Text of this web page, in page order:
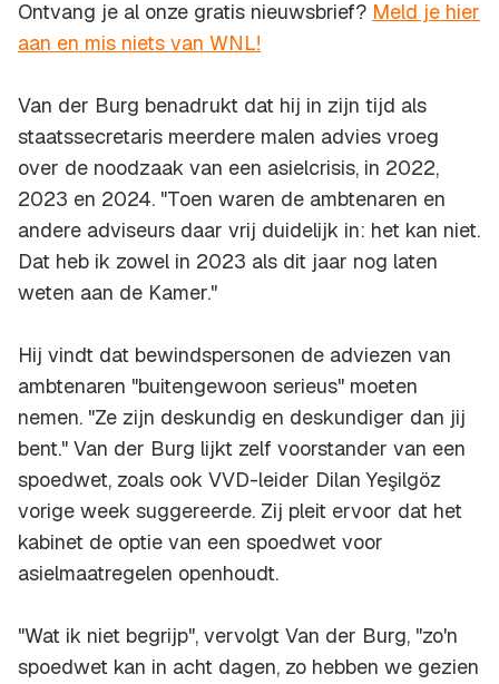
Ontvang je al onze gratis nieuwsbrief? Meld je hier
aan en mis niets van WNL!
Van der Burg benadrukt dat hij in zijn tijd als
staatssecretaris meerdere malen advies vroeg
over de noodzaak van een asielcrisis, in 2022,
2023 en 2024. "Toen waren de ambtenaren en
andere adviseurs daar vrij duidelijk in: het kan niet.
Dat heb ik zowel in 2023 als dit jaar nog laten
weten aan de Kamer."
Hij vindt dat bewindspersonen de adviezen van
ambtenaren "buitengewoon serieus" moeten
nemen. "Ze zijn deskundig en deskundiger dan jij
bent." Van der Burg lijkt zelf voorstander van een
spoedwet, zoals ook VVD-leider Dilan Yeşilgöz
vorige week suggereerde. Zij pleit ervoor dat het
kabinet de optie van een spoedwet voor
asielmaatregelen openhoudt.
"Wat ik niet begrijp", vervolgt Van der Burg, "zo'n
spoedwet kan in acht dagen, zo hebben we gezien